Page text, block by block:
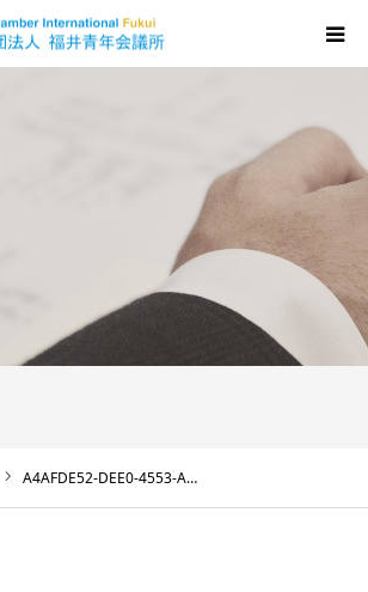
A4AFDE52-DEE0-4553-A…